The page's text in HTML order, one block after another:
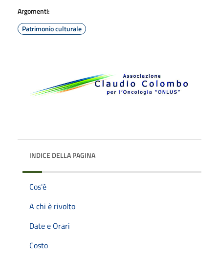
Argomenti:
Patrimonio culturale
INDICE DELLA PAGINA
Cos'è
A chi è rivolto
Date e Orari
Costo